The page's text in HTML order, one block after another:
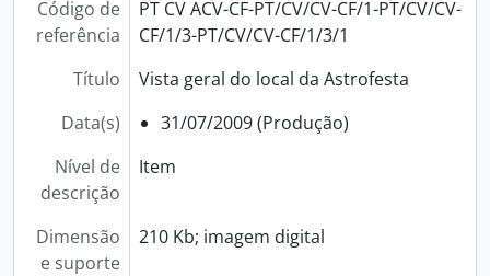
Código de
referência
PT CV ACV-CF-PT/CV/CV-CF/1-PT/CV/CV-
CF/1/3-PT/CV/CV-CF/1/3/1
Título
Vista geral do local da Astrofesta
Data(s)
31/07/2009 (Produção)
Nível de
descrição
Item
Dimensão
e suporte
210 Kb; imagem digital